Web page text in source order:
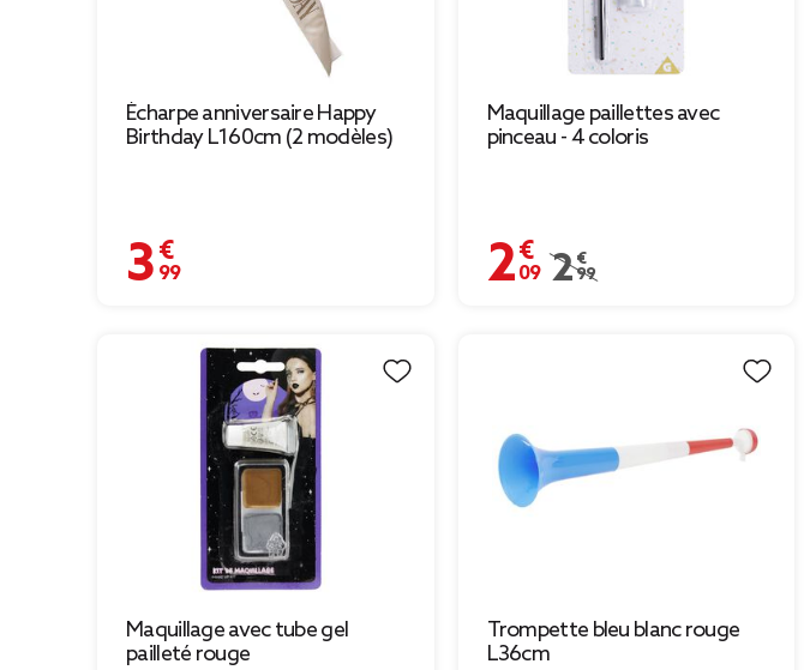
Écharpe anniversaire Happy
Birthday L160cm (2 modèles)
3,99 €
Maquillage paillettes avec
pinceau - 4 coloris
2,09 €
Prix remisé de 2,99 € à 2,09 €
2,99 €
Maquillage avec tube gel
pailleté rouge
Trompette bleu blanc rouge
L36cm